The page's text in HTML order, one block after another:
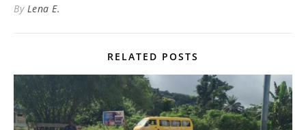
By Lena E.
RELATED POSTS